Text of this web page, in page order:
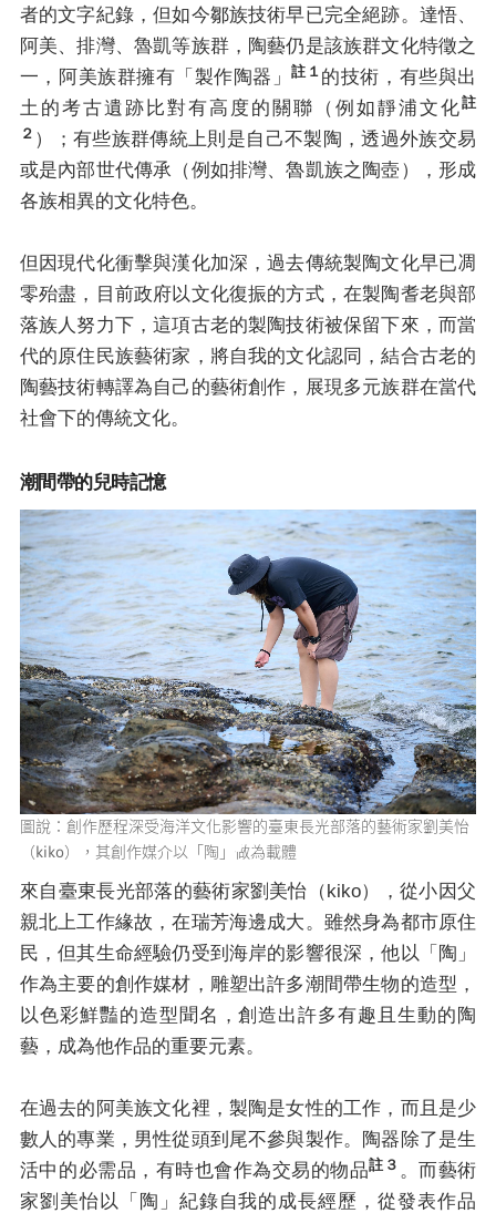
者的文字紀錄，但如今鄒族技術早已完全絕跡。達悟、
阿美、排灣、魯凱等族群，陶藝仍是該族群文化特徵之
一，阿美族群擁有「製作陶器」註１ 的技術，有些與出
土的考古遺跡比對有高度的關聯（例如靜浦文化註
２ ）；有些族群傳統上則是自己不製陶，透過外族交易
或是內部世代傳承（例如排灣、魯凱族之陶壺），形成
各族相異的文化特色。
但因現代化衝擊與漢化加深，過去傳統製陶文化早已凋
零殆盡，目前政府以文化復振的方式，在製陶耆老與部
落族人努力下，這項古老的製陶技術被保留下來，而當
代的原住民族藝術家，將自我的文化認同，結合古老的
陶藝技術轉譯為自己的藝術創作，展現多元族群在當代
社會下的傳統文化。
潮間帶的兒時記憶
圖說：創作歷程深受海洋文化影響的臺東長光部落的藝術家劉美怡
（kiko），其創作媒介以「陶」做為載體
來自臺東長光部落的藝術家劉美怡（kiko），從小因父
親北上工作緣故，在瑞芳海邊成大。雖然身為都市原住
民，但其生命經驗仍受到海岸的影響很深，他以「陶」
作為主要的創作媒材，雕塑出許多潮間帶生物的造型，
以色彩鮮豔的造型聞名，創造出許多有趣且生動的陶
藝，成為他作品的重要元素。
在過去的阿美族文化裡，製陶是女性的工作，而且是少
數人的專業，男性從頭到尾不參與製作。陶器除了是生
活中的必需品，有時也會作為交易的物品註３ 。而藝術
家劉美怡以「陶」紀錄自我的成長經歷，從發表作品